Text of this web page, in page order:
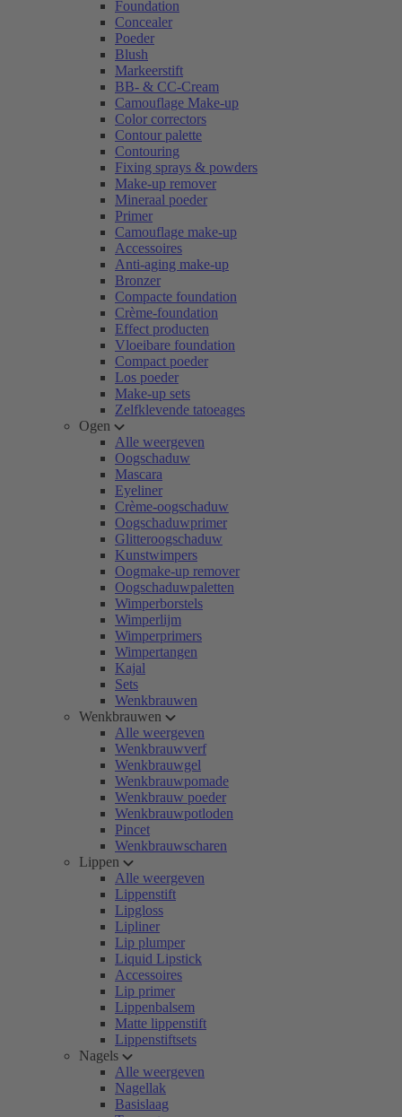
Foundation
Concealer
Poeder
Blush
Markeerstift
BB- & CC-Cream
Camouflage Make-up
Color correctors
Contour palette
Contouring
Fixing sprays & powders
Make-up remover
Mineraal poeder
Primer
Camouflage make-up
Accessoires
Anti-aging make-up
Bronzer
Compacte foundation
Crème-foundation
Effect producten
Vloeibare foundation
Compact poeder
Los poeder
Make-up sets
Zelfklevende tatoeages
Ogen
Alle weergeven
Oogschaduw
Mascara
Eyeliner
Crème-oogschaduw
Oogschaduwprimer
Glitteroogschaduw
Kunstwimpers
Oogmake-up remover
Oogschaduwpaletten
Wimperborstels
Wimperlijm
Wimperprimers
Wimpertangen
Kajal
Sets
Wenkbrauwen
Wenkbrauwen
Alle weergeven
Wenkbrauwverf
Wenkbrauwgel
Wenkbrauwpomade
Wenkbrauw poeder
Wenkbrauwpotloden
Pincet
Wenkbrauwscharen
Lippen
Alle weergeven
Lippenstift
Lipgloss
Lipliner
Lip plumper
Liquid Lipstick
Accessoires
Lip primer
Lippenbalsem
Matte lippenstift
Lippenstiftsets
Nagels
Alle weergeven
Nagellak
Basislaag